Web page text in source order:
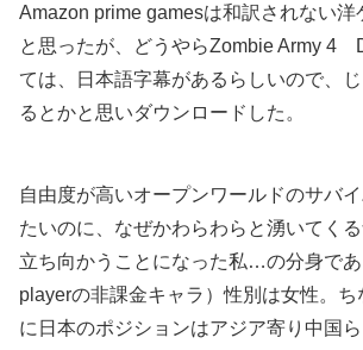
Amazon prime gamesは和訳されない洋
と思ったが、どうやらZombie Army 4
ては、日本語字幕があるらしいので、
るとかと思いダウンロードした。
自由度が高いオープンワールドのサバ
たいのに、なぜかわらわらと湧いてく
立ち向かうことになった私…の分身で
playerの非課金キャラ）性別は女性。
に日本のポジションはアジア寄り中国